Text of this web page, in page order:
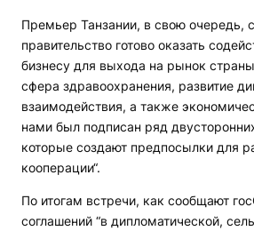
Премьер Танзании, в свою очередь,
правительство готово оказать
бизнесу для выхода на рынок
сфера здравоохранения, развитие
взаимодействия, а также
нами был подписан ряд
которые создают предпосылки для
кооперации“.
По итогам встречи, как сообщают
соглашений “в дипломатической,